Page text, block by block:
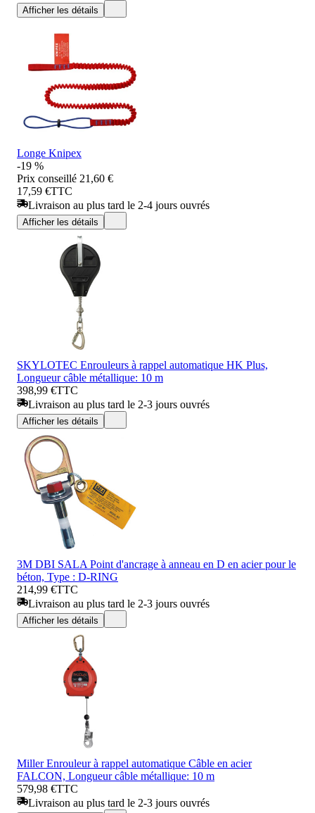
Afficher les détails
Longe Knipex
-19 %
Prix conseillé 21,60 €
17,59 €TTC
Livraison au plus tard le 2-4 jours ouvrés
Afficher les détails
SKYLOTEC Enrouleurs à rappel automatique HK Plus,
Longueur câble métallique: 10 m
398,99 €TTC
Livraison au plus tard le 2-3 jours ouvrés
Afficher les détails
3M DBI SALA Point d'ancrage à anneau en D en acier pour le
béton, Type : D-RING
214,99 €TTC
Livraison au plus tard le 2-3 jours ouvrés
Afficher les détails
Miller Enrouleur à rappel automatique Câble en acier
FALCON, Longueur câble métallique: 10 m
579,98 €TTC
Livraison au plus tard le 2-3 jours ouvrés